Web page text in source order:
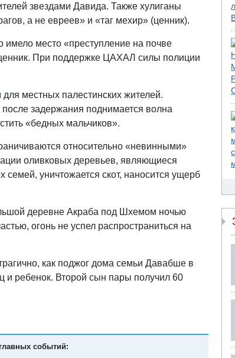
звездами Давида. Также хулиганы
а не евреев» и «таг мехир» (ценник).
имело место «преступление на почве
При поддержке ЦАХАЛ силы полиции
местных палестинских жителей.
задержания поднимается волна
«бедных мальчиков».
относительно «невинными»
оливковых деревьев, являющиеся
семей, уничтожается скот, наносится ущерб
деревне Акраба под Шхемом ночью
огонь не успел распространиться на
как поджог дома семьи Давабше в
и ребенок. Второй сын пары получил 60
событий: